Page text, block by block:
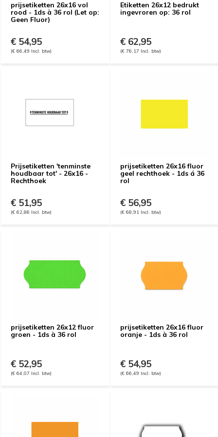
prijsetiketten 26x16 vol
rood - 1ds à 36 rol (Let op:
Geen Fluor)
€ 54,95
(€ 66,49 Incl. btw)
Etiketten 26x12 bedrukt
ingevroren op: 36 rol
€ 62,95
(€ 76,17 Incl. btw)
Prijsetiketten 'tenminste
houdbaar tot' - 26x16 -
Rechthoek
€ 51,95
(€ 62,86 Incl. btw)
prijsetiketten 26x16 fluor
geel rechthoek - 1ds á 36
rol
€ 56,95
(€ 68,91 Incl. btw)
prijsetiketten 26x12 fluor
groen - 1ds à 36 rol
€ 52,95
(€ 64,07 Incl. btw)
prijsetiketten 26x16 fluor
oranje - 1ds à 36 rol
€ 54,95
(€ 66,49 Incl. btw)